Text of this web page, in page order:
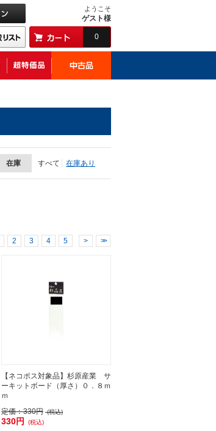
ようこそ
ゲスト様
0
在庫 すべて 在庫あり
2 3 4 5 > >>
【ネコポス対象品】杉原産業 サ
ーキットボード（厚さ）０．８ｍ
ｍ
定価：330円 (税込)
330円 (税込)